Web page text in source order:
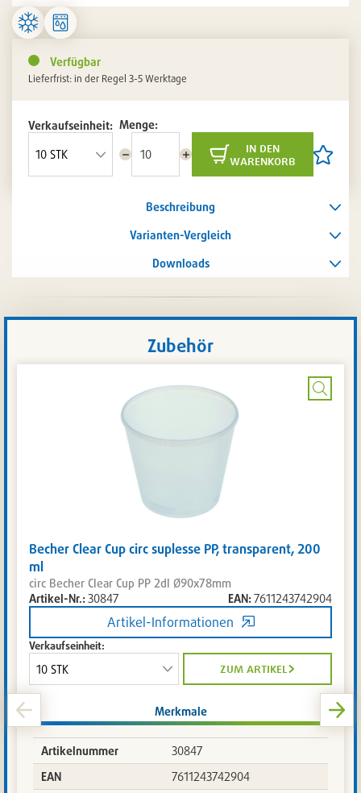
Verfügbar
Lieferfrist: in der Regel 3-5 Werktage
Verkaufseinheit: Menge:
Menge
Menge
in den
warenkorb
Artikel
setzen
Beschreibung
Varianten-Vergleich
Downloads
Zubehör
Bild
Becher Clear Cup circ suplesse PP, transparent, 200
ml
circ Becher Clear Cup PP 2dl Ø90x78mm
Artikel-Nr.:30847 EAN:7611243742904
Artikel-Informationen
Verkaufseinheit:
zum artikel
Merkmale
Artikelnummer
30847
EAN
7611243742904